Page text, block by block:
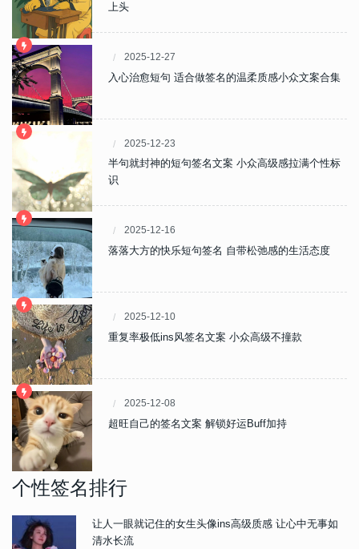
上头
2025-12-27
入心治愈短句 适合做签名的温柔质感小众文案合集
2025-12-23
半句就封神的短句签名文案 小众高级感拉满个性标
识
2025-12-16
落落大方的快乐短句签名 自带松弛感的生活态度
2025-12-10
重复率极低ins风签名文案 小众高级不撞款
2025-12-08
超旺自己的签名文案 解锁好运Buff加持
个性签名排行
让人一眼就记住的女生头像ins高级质感 让心中无事如
清水长流